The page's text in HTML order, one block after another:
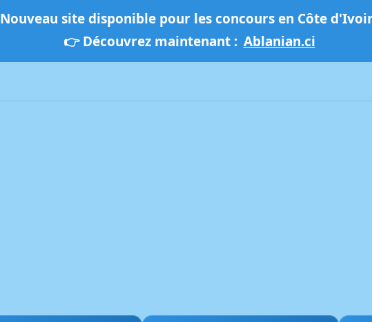
Nouveau site disponible pour les concours en Côte
👉 Découvrez maintenant : Ablanian.ci